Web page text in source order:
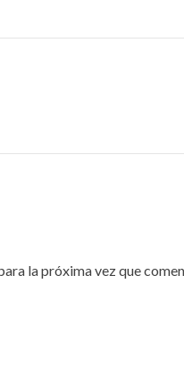
la próxima vez que